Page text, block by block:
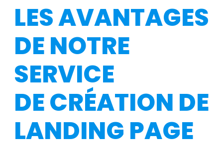
LES AVANTAGES
DE NOTRE
SERVICE
DE CRÉATION DE
LANDING PAGE